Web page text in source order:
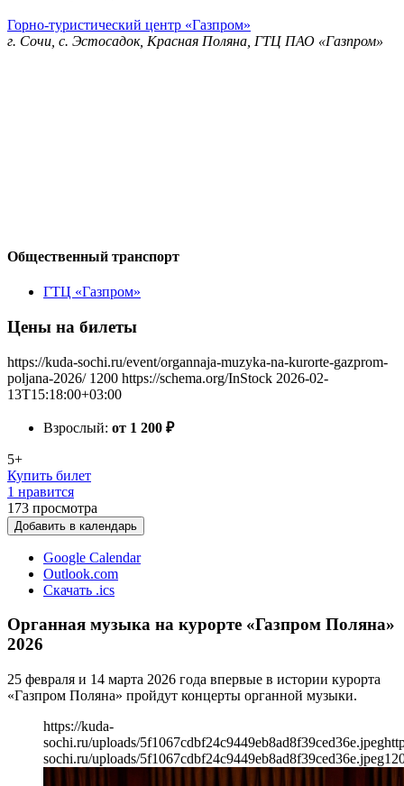
Горно-туристический центр «Газпром»
г. Сочи, с. Эстосадок, Красная Поляна, ГТЦ ПАО «Газпром»
Общественный транспорт
ГТЦ «Газпром»
Цены на билеты
https://kuda-sochi.ru/event/organnaja-muzyka-na-kurorte-gazprom-
poljana-2026/ 1200 https://schema.org/InStock 2026-02-
13T15:18:00+03:00
Взрослый: от 1 200 ₽
5+
Купить билет
1 нравится
173 просмотра
Добавить в календарь
Google Calendar
Outlook.com
Скачать .ics
Органная музыка на курорте «Газпром Поляна»
2026
25 февраля и 14 марта 2026 года впервые в истории курорта
«Газпром Поляна» пройдут концерты органной музыки.
https://kuda-
sochi.ru/uploads/5f1067cdbf24c9449eb8ad8f39ced36e.jpeg
sochi.ru/uploads/5f1067cdbf24c9449eb8ad8f39ced36e.jpeg